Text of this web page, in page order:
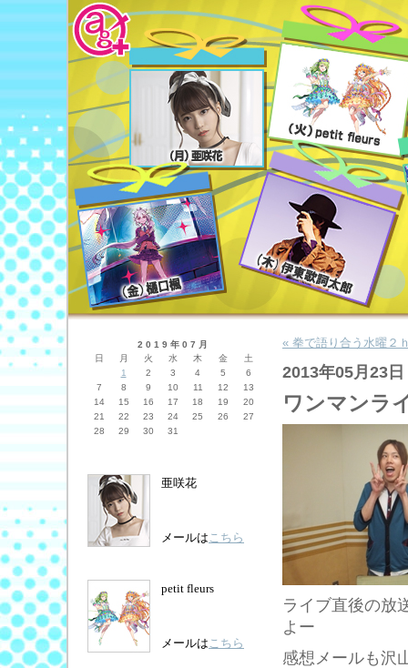
2019年07月
日
月 火 水 木 金
土
1
2 3 4 5
6
7
8 9 10 11 12
13
14
15 16 17 18 19
20
21
22 23 24 25 26
27
28
29 30 31
亜咲花
メールはこちら
petit fleurs
メールはこちら
« 拳で語り合う水曜２
2013年05月23日
ワンマンラ
ライブ直後の放
よー
感想メールも沢